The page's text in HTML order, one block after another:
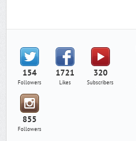
154
Followers
1721
Likes
320
Subscribers
855
Followers